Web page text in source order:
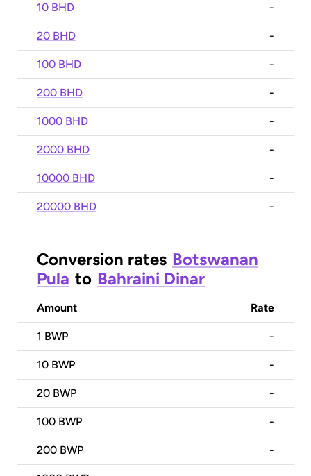
10 BHD -
20 BHD -
100 BHD -
200 BHD -
1000 BHD -
2000 BHD -
10000 BHD -
20000 BHD -
Conversion rates Botswanan
Pula to Bahraini Dinar
Amount Rate
1 BWP -
10 BWP -
20 BWP -
100 BWP -
200 BWP -